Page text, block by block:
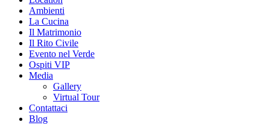
Ambienti
La Cucina
Il Matrimonio
Il Rito Civile
Evento nel Verde
Ospiti VIP
Media
Gallery
Virtual Tour
Contattaci
Blog